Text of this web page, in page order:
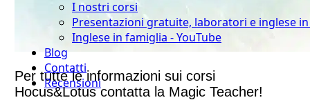
I nostri corsi
Presentazioni gratuite, laboratori e inglese in
Inglese in famiglia - YouTube
Blog
Contatti
Recensioni
Per tutte le informazioni sui corsi
Hocus&Lotus contatta la Magic Teacher!